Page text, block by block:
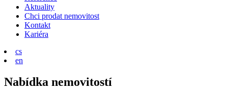
Aktuality
Chci prodat nemovitost
Kontakt
Kariéra
cs
en
Nabídka nemovitostí